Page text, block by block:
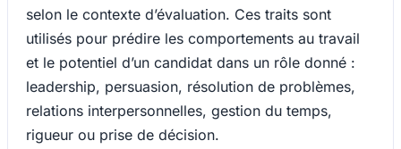
selon le contexte d’évaluation. Ces traits sont
utilisés pour prédire les comportements au travail
et le potentiel d’un candidat dans un rôle donné :
leadership, persuasion, résolution de problèmes,
relations interpersonnelles, gestion du temps,
rigueur ou prise de décision.